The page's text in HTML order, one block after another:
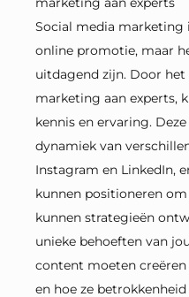
Social media marketing
online promotie, maar
uitdagend zijn. Door
marketing aan experts,
kennis en ervaring.
dynamiek van
Instagram en LinkedIn,
kunnen positioneren
kunnen strategieën
unieke behoeften van
content moeten
en hoe ze